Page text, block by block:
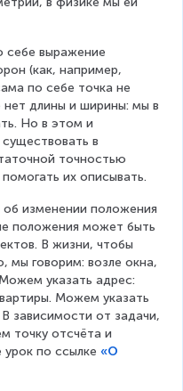
себе выражение
(как, например,
по себе точка не
длины и ширины: мы в
Но в этом и
в
точностью
их описывать.
изменении положения
положения может быть
В жизни, чтобы
мы говорим: возле окна,
указать адрес:
Можем указать
зависимости от задачи,
точку отсчёта и
по ссылке «О